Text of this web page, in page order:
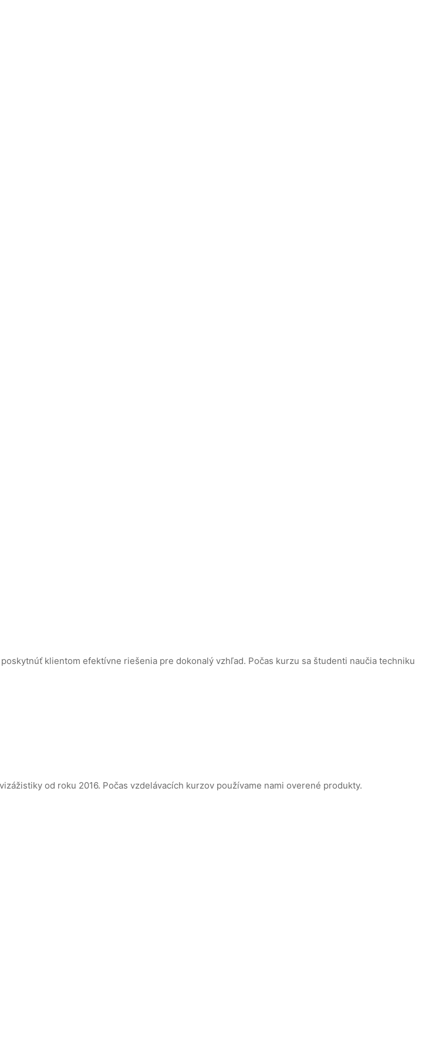
klientom efektívne riešenia pre dokonalý vzhľad. Počas kurzu sa študenti naučia techniku
od roku 2016. Počas vzdelávacích kurzov používame nami overené produkty.